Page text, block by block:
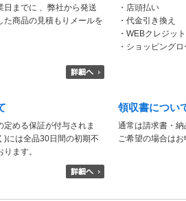
日までに 、弊社から発送
た商品の見積もりメールを
・店頭払い
・代金引き換え
・WEBクレジッ
・ショッピング
める保証が付与されま
)には全品30日間の初期不
ます。
領収書につい
通常は請求書・
ご希望の場合は